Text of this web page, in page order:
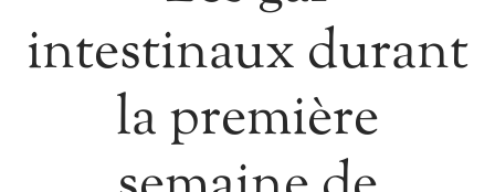
intestinaux durant
la première